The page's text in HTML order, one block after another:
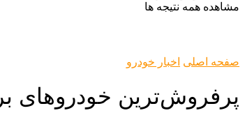
مشاهده همه نتیجه ها
صفحه اصلی اخبار خودرو
پرفروش‌ترین خودروهای برقی اروپا در